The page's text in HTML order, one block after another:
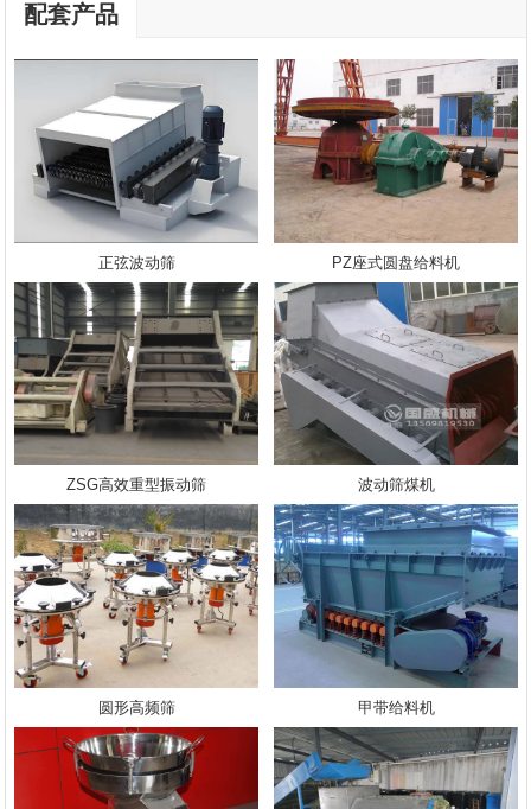
配套产品
正弦波动筛 PZ座式圆盘给料机
ZSG高效重型振动筛 波动筛煤机
圆形高频筛 甲带给料机